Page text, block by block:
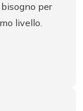
per
livello.